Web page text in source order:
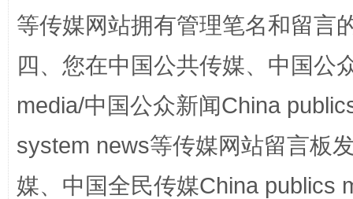
完善运行机制助力责任有效落实 一纸欠
等传媒网站拥有管理笔名和留言
四、您在中国公共传媒、中国公
media/中国公众新闻China
system news等传媒网站留言板
媒、中国全民传媒China publics